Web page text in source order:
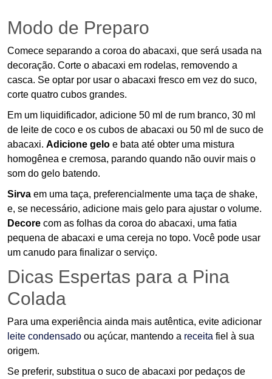
Modo de Preparo
Comece separando a coroa do abacaxi, que será usada na
decoração. Corte o abacaxi em rodelas, removendo a
casca. Se optar por usar o abacaxi fresco em vez do suco,
corte quatro cubos grandes.
Em um liquidificador, adicione 50 ml de rum branco, 30 ml
de leite de coco e os cubos de abacaxi ou 50 ml de suco de
abacaxi. Adicione gelo e bata até obter uma mistura
homogênea e cremosa, parando quando não ouvir mais o
som do gelo batendo.
Sirva em uma taça, preferencialmente uma taça de shake,
e, se necessário, adicione mais gelo para ajustar o volume.
Decore com as folhas da coroa do abacaxi, uma fatia
pequena de abacaxi e uma cereja no topo. Você pode usar
um canudo para finalizar o serviço.
Dicas Espertas para a Pina
Colada
Para uma experiência ainda mais autêntica, evite adicionar
leite condensado ou açúcar, mantendo a receita fiel à sua
origem.
Se preferir, substitua o suco de abacaxi por pedaços de